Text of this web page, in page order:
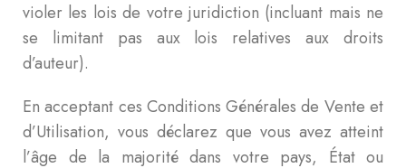
violer les lois de votre juridiction (incluant mais ne
se limitant pas aux lois relatives aux droits
d’auteur).
En acceptant ces Conditions Générales de Vente et
d’Utilisation, vous déclarez que vous avez atteint
l’âge de la majorité dans votre pays, État ou